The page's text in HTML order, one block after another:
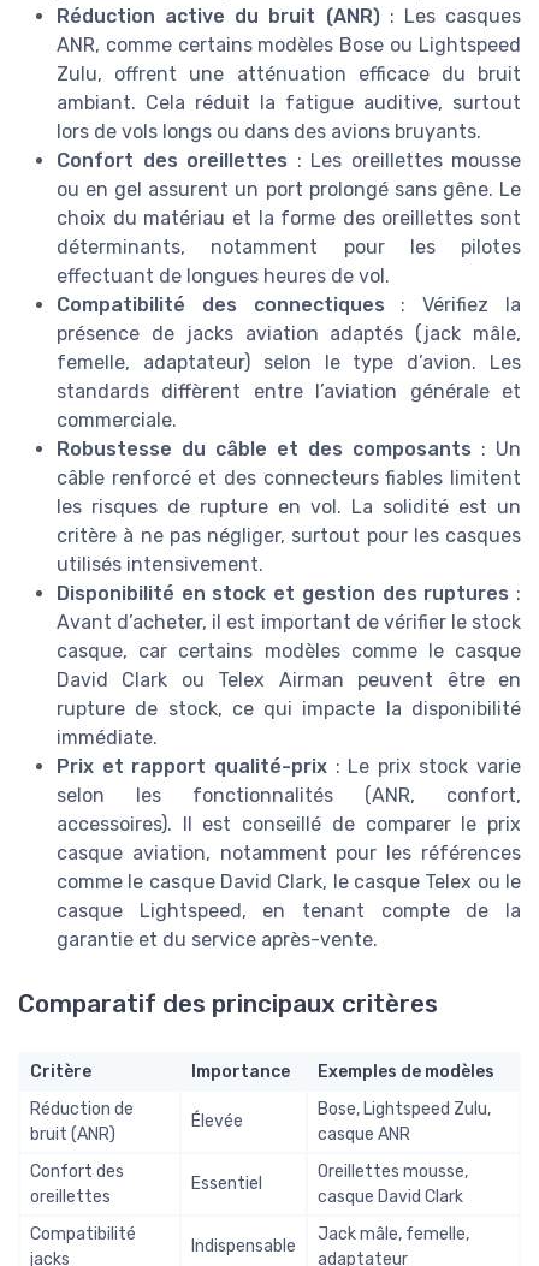
Réduction active du bruit (ANR): Les casques
ANR, comme certains modèles Bose ou Lightspeed
Zulu, offrent une atténuation efficace du bruit
ambiant. Cela réduit la fatigue auditive, surtout
lors de vols longs ou dans des avions bruyants.
Confort des oreillettes : Les oreillettes mousse
ou en gel assurent un port prolongé sans gêne. Le
choix du matériau et la forme des oreillettes sont
déterminants, notamment pour les pilotes
effectuant de longues heures de vol.
Compatibilité des connectiques : Vérifiez la
présence de jacks aviation adaptés (jack mâle,
femelle, adaptateur) selon le type d’avion. Les
standards diffèrent entre l’aviation générale et
commerciale.
Robustesse du câble et des composants : Un
câble renforcé et des connecteurs fiables limitent
les risques de rupture en vol. La solidité est un
critère à ne pas négliger, surtout pour les casques
utilisés intensivement.
Disponibilité en stock et gestion des ruptures :
Avant d’acheter, il est important de vérifier le stock
casque, car certains modèles comme le casque
David Clark ou Telex Airman peuvent être en
rupture de stock, ce qui impacte la disponibilité
immédiate.
Prix et rapport qualité-prix: Le prix stock varie
selon les fonctionnalités (ANR, confort,
accessoires). Il est conseillé de comparer le prix
casque aviation, notamment pour les références
comme le casque David Clark, le casque Telex ou le
casque Lightspeed, en tenant compte de la
garantie et du service après-vente.
Comparatif des principaux critères
Critère Importance
Exemples de modèles
Réduction de
bruit (ANR)
Élevée
Bose, Lightspeed Zulu,
casque ANR
Confort des
oreillettes
Essentiel
Oreillettes mousse,
casque David Clark
Compatibilité
jacks
Indispensable
Jack mâle, femelle,
adaptateur